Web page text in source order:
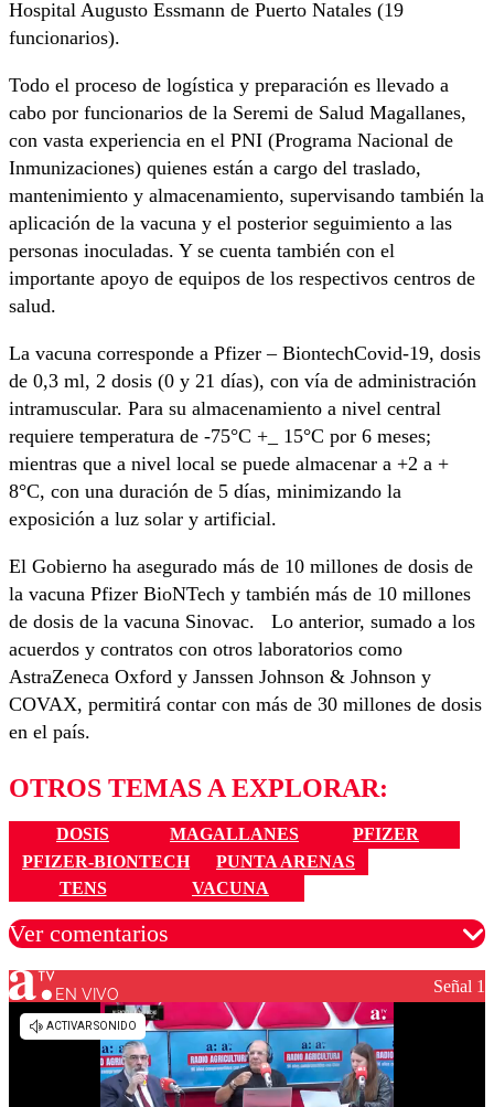
Hospital Augusto Essmann de Puerto Natales (19
funcionarios).
Todo el proceso de logística y preparación es llevado a
cabo por funcionarios de la Seremi de Salud Magallanes,
con vasta experiencia en el PNI (Programa Nacional de
Inmunizaciones) quienes están a cargo del traslado,
mantenimiento y almacenamiento, supervisando también la
aplicación de la vacuna y el posterior seguimiento a las
personas inoculadas. Y se cuenta también con el
importante apoyo de equipos de los respectivos centros de
salud.
La vacuna corresponde a Pfizer – BiontechCovid-19, dosis
de 0,3 ml, 2 dosis (0 y 21 días), con vía de administración
intramuscular. Para su almacenamiento a nivel central
requiere temperatura de -75°C +_ 15°C por 6 meses;
mientras que a nivel local se puede almacenar a +2 a +
8°C, con una duración de 5 días, minimizando la
exposición a luz solar y artificial.
El Gobierno ha asegurado más de 10 millones de dosis de
la vacuna Pfizer BioNTech y también más de 10 millones
de dosis de la vacuna Sinovac. Lo anterior, sumado a los
acuerdos y contratos con otros laboratorios como
AstraZeneca Oxford y Janssen Johnson & Johnson y
COVAX, permitirá contar con más de 30 millones de dosis
en el país.
OTROS TEMAS A EXPLORAR:
DOSIS MAGALLANES
PFIZER
PFIZER-BIONTECH
PUNTA ARENAS
TENS
VACUNA
Ver comentarios
Los comentarios son moderados para garantizar un
diálogo respetuoso.
EN VIVO Señal 1